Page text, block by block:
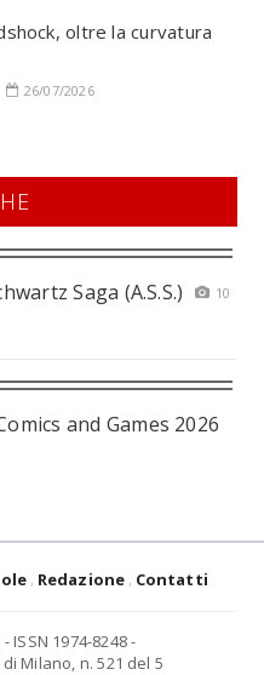
oltre la curvatura
26/07/2026
Saga (A.S.S.)
10
and Games 2026
Redazione Contatti
- ISSN 1974-8248 -
Milano, n. 521 del 5